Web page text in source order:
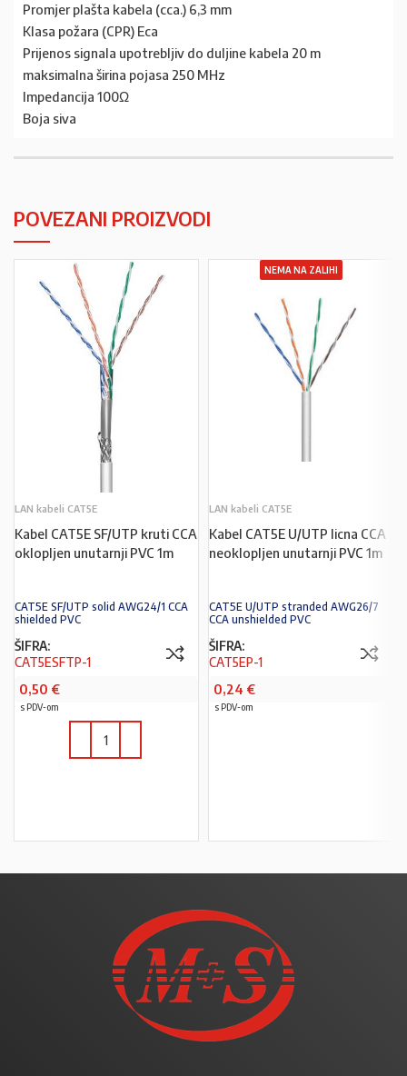
Promjer plašta kabela (cca.) 6,3 mm
Klasa požara (CPR) Eca
Prijenos signala upotrebljiv do duljine kabela 20 m
maksimalna širina pojasa 250 MHz
Impedancija 100Ω
Boja siva
POVEZANI PROIZVODI
LAN kabeli CAT5E
Kabel CAT5E SF/UTP kruti CCA
oklopljen unutarnji PVC 1m
CAT5E SF/UTP solid AWG24/1 CCA
shielded PVC
ŠIFRA:
CAT5ESFTP-1
0,50 €
s PDV-om
NEMA NA ZALIHI
LAN kabeli CAT5E
Kabel CAT5E U/UTP licna CCA
neoklopljen unutarnji PVC 1m
CAT5E U/UTP stranded AWG26/7
CCA unshielded PVC
ŠIFRA:
CAT5EP-1
0,24 €
s PDV-om